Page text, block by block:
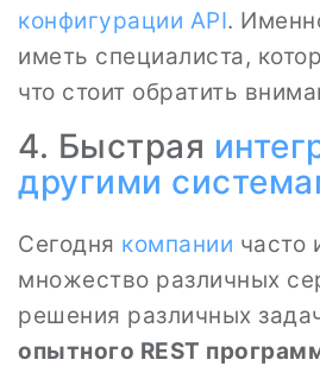
конфигурации API.
иметь специалиста,
что стоит обратить
4. Быстрая
другими
Сегодня компании часто
множество различных
решения различных
опытного REST